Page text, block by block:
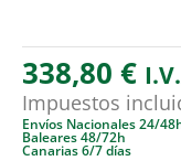
338,80 €
Impuestos
Envíos Nacionales 24/
Baleares 48/72h
Canarias 6/7 días